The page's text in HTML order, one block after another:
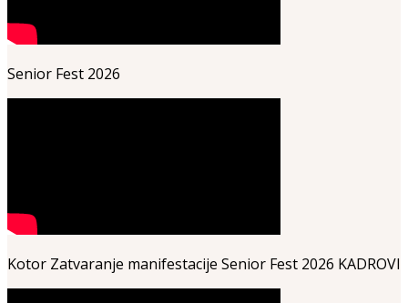
Senior Fest 2026
Kotor Zatvaranje manifestacije Senior Fest 2026 KADROVI